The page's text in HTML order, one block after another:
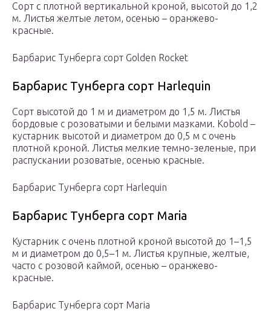
Сорт с плотной вертикальной кроной, высотой до 1,2
м. Листья желтые летом, осенью – оранжево-
красные.
Барбарис Тунберга сорт Golden Rocket
Барбарис Тунберга сорт Harlequin
Сорт высотой до 1 м и диаметром до 1,5 м. Листья
бордовые с розоватыми и белыми мазками. Kobold –
кустарник высотой и диаметром до 0,5 м с очень
плотной кроной. Листья мелкие темно-зеленые, при
распускании розоватые, осенью красные.
Барбарис Тунберга сорт Harlequin
Барбарис Тунберга сорт Maria
Кустарник с очень плотной кроной высотой до 1–1,5
м и диаметром до 0,5–1 м. Листья крупные, желтые,
часто с розовой каймой, осенью – оранжево-
красные.
Барбарис Тунберга сорт Maria